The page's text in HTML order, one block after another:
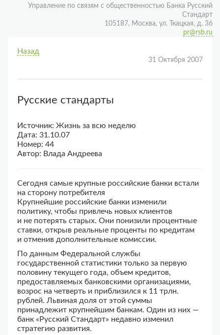
Управление по связям с общественностью Банка Русский
Стандарт
105187, Москва, ул. Ткацкая, д. 36
pr@rsb.ru
Назад
31 Октября 2007
Русские стандарты
Источник: Жизнь за всю неделю
Дата: 31.10.07
Номер: 44
Автор: Влада Андреева
Сегодня самые крупные российские банки встали
на сторону потребителя
Крупнейшие российские банки изменили
политику, чтобы привлечь новых клиентов
и не потерять старых. Они понизили процентные
ставки, открыв реальные проценты по кредитам
и отменив дополнительные комиссии.
По данным Федеральной службы
государственной статистики только за первую
половину текущего года, объем кредитов,
предоставляемых банковскими организациями,
возрос на четверть и приблизился к 11 трлн.
рублей. Львиная доля от этой суммы
принадлежит крупнейшим банкам. Один из них —
банк «Русский Стандарт» недавно изменил
стратегию развития.